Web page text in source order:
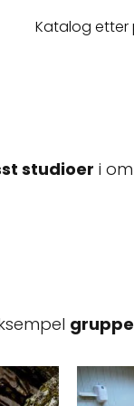
Katalog etter
studioer i